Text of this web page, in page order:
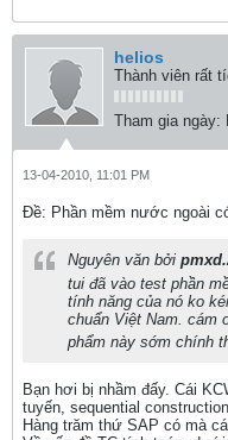
helios
Thành viên rất
Tham gia ngày:
13-04-2010, 11:01 PM
Ðề: Phần mềm nước ngoài
Nguyên văn bởi
tui đã vào test phần
tính năng của nó ko
chuẩn Việt Nam. cám
phẩm này sớm chính
Bạn hơi bị nhầm đấy. Cái
tuyến, sequential
Hàng trăm thứ SAP có mà